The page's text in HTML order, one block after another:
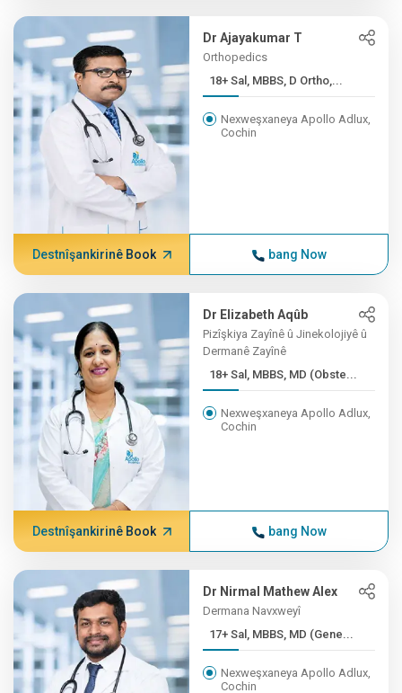
Dr Ajayakumar T
Orthopedics
18+ Sal, MBBS, D Ortho,...
Nexweşxaneya Apollo Adlux,
Cochin
Destnîşankirinê Book bang Now
Dr Elizabeth Aqûb
Pizîşkiya Zayînê û Jinekolojiyê û
Dermanê Zayînê
18+ Sal, MBBS, MD (Obste...
Nexweşxaneya Apollo Adlux,
Cochin
Destnîşankirinê Book bang Now
Dr Nirmal Mathew Alex
Dermana Navxweyî
17+ Sal, MBBS, MD (Gene...
Nexweşxaneya Apollo Adlux,
Cochin